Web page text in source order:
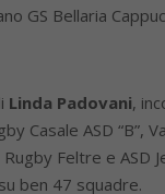
Bellaria
Linda Padovani,
Casale ASD “B”,
Feltre e ASD
ben 47 squadre.